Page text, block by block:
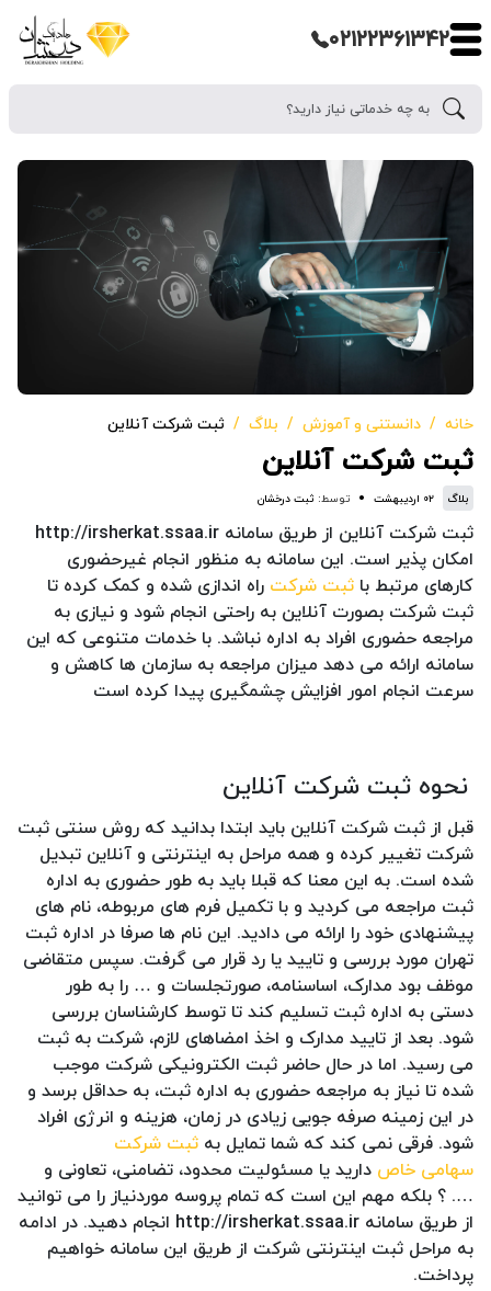
۰۲۱۲۲۳۶۱۳۴۲
خانه دانستنی و آموزش بلاگ ثبت شرکت آنلاین
ثبت شرکت آنلاین
بلاگ ۰۲ اردیبهشت توسط: ثبت درخشان
ثبت شرکت آنلاین از طریق سامانه http://irsherkat.ssaa.ir
امکان پذیر است. این سامانه به منظور انجام غیرحضوری
کارهای مرتبط با ثبت شرکت راه اندازی شده و کمک کرده تا
ثبت شرکت بصورت آنلاین به راحتی انجام شود و نیازی به
مراجعه حضوری افراد به اداره نباشد. با خدمات متنوعی که این
سامانه ارائه می دهد میزان مراجعه به سازمان ها کاهش و
سرعت انجام امور افزایش چشمگیری پیدا کرده است
نحوه ثبت شرکت آنلاین
قبل از ثبت شرکت آنلاین باید ابتدا بدانید که روش سنتی ثبت
شرکت تغییر کرده و همه مراحل به اینترنتی و آنلاین تبدیل
شده است. به این معنا که قبلا باید به طور حضوری به اداره
ثبت مراجعه می کردید و با تکمیل فرم های مربوطه، نام های
پیشنهادی خود را ارائه می دادید. این نام ها صرفا در اداره ثبت
تهران مورد بررسی و تایید یا رد قرار می گرفت. سپس متقاضی
موظف بود مدارک، اساسنامه، صورتجلسات و … را به طور
دستی به اداره ثبت تسلیم کند تا توسط کارشناسان بررسی
شود. بعد از تایید مدارک و اخذ امضاهای لازم، شرکت به ثبت
می رسید. اما در حال حاضر ثبت الکترونیکی شرکت موجب
شده تا نیاز به مراجعه حضوری به اداره ثبت، به حداقل برسد و
در این زمینه صرفه جویی زیادی در زمان، هزینه و انرژی افراد
شود. فرقی نمی کند که شما تمایل به ثبت شرکت
سهامی خاص دارید یا مسئولیت محدود، تضامنی، تعاونی و
…. ؟ بلکه مهم این است که تمام پروسه موردنیاز را می توانید
از طریق سامانه http://irsherkat.ssaa.ir انجام دهید. در ادامه
به مراحل ثبت اینترنتی شرکت از طریق این سامانه خواهیم
پرداخت.